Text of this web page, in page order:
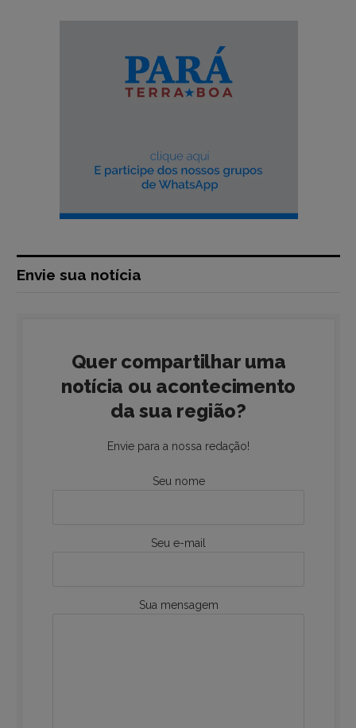
Envie sua notícia
Quer compartilhar uma
notícia ou acontecimento
da sua região?
Envie para a nossa redação!
Seu nome
Seu e-mail
Sua mensagem